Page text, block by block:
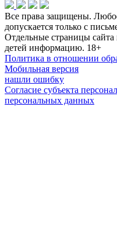
Все права защищены.
допускается только с
Отдельные страницы
детей информацию. 18+
Политика в отношении
Мобильная версия
нашли ошибку
Согласие субъекта
персональных данных